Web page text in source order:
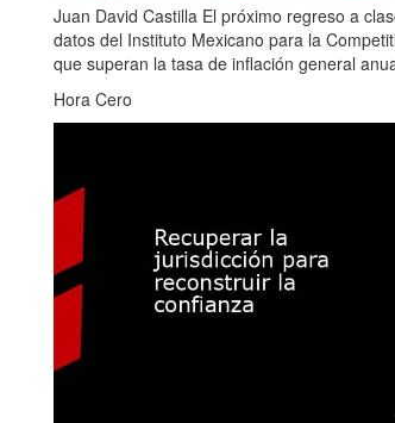
Juan David Castilla El próximo regreso a
datos del Instituto Mexicano para la
que superan la tasa de inflación general
Hora Cero